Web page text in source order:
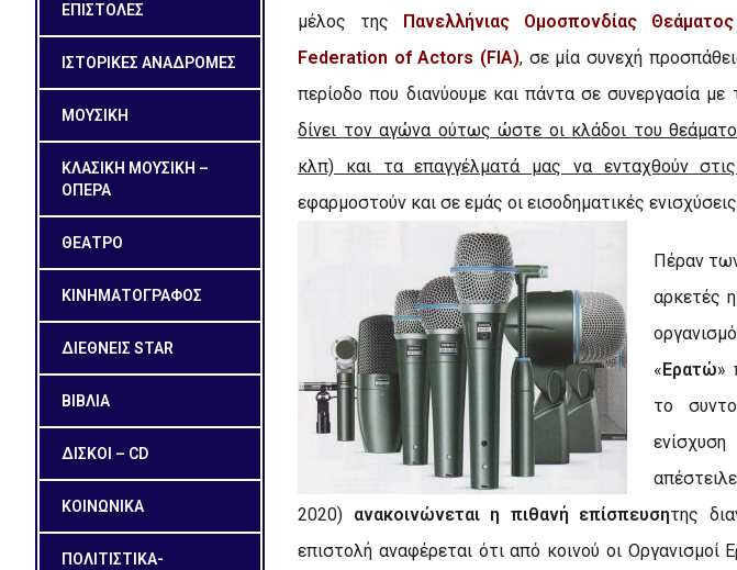
ΕΠΙΣΤΟΛΕΣ
ΙΣΤΟΡΙΚΕΣ ΑΝΑΔΡΟΜΕΣ
ΜΟΥΣΙΚΗ
ΚΛΑΣΙΚΗ ΜΟΥΣΙΚΗ –
ΟΠΕΡΑ
ΘΕΑΤΡΟ
ΚΙΝΗΜΑΤΟΓΡΑΦΟΣ
ΔΙΕΘΝΕΙΣ STAR
ΒΙΒΛΙΑ
ΔΙΣΚΟΙ – CD
ΚΟΙΝΩΝΙΚΑ
ΠΟΛΙΤΙΣΤΙΚΑ-
μέλος της
Πανελλήνιας Ομοσπονδίας
Federation of Actors (FIA), σε μία συνεχή
περίοδο που διανύουμε και πάντα σε συνεργασία
δίνει τον αγώνα ούτως ώστε οι κλάδοι του
κλπ) και τα επαγγέλματά μας να ενταχθούν
εφαρμοστούν και σε εμάς οι εισοδηματικές
Πέραν
αρκετές
« Ερατώ»
το
2020) ανακοινώνεται η πιθανή επίσπευσητης
επιστολή αναφέρεται ότι από κοινού οι